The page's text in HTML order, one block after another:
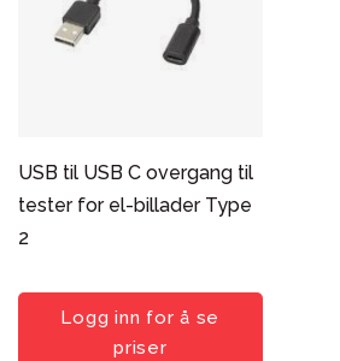
USB til USB C overgang til
tester for el-billader Type
2
Logg inn for å se
priser